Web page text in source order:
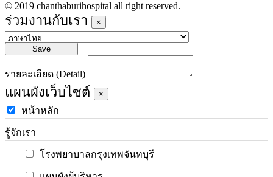
© 2019 chanthaburihospital all right reserved.
ร่วมงานกับเรา ×
Save
รายละเอียด (Detail)
แผนผังเว็บไซต์ ×
หน้าหลัก
รู้จักเรา
โรงพยาบาลกรุงเทพจันทบุรี